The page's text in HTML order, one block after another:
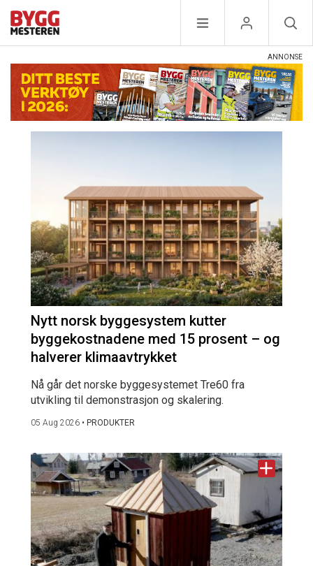
Nytt norsk byggesystem kutter
byggekostnadene med 15 prosent – og
halverer klimaavtrykket
Nå går det norske byggesystemet Tre60 fra
utvikling til demonstrasjon og skalering.
05 Aug 2026 • PRODUKTER